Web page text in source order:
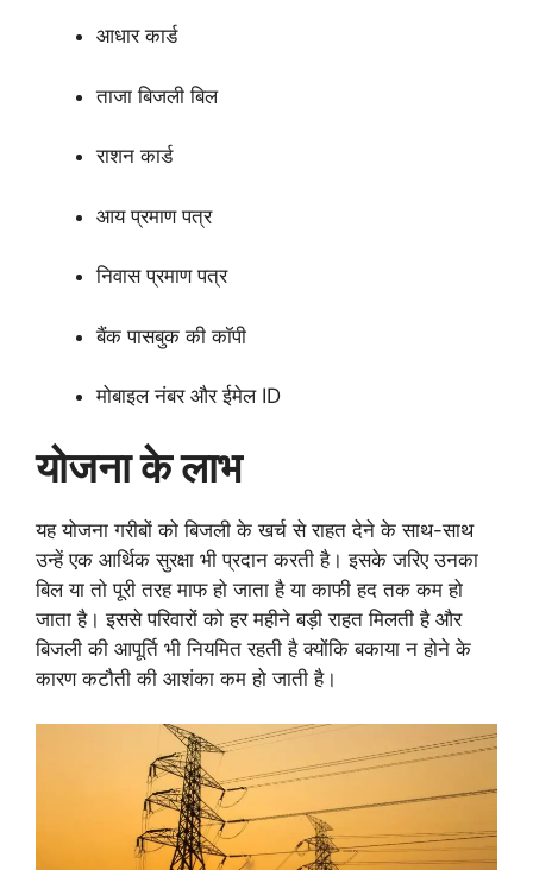
आधार कार्ड
ताजा बिजली बिल
राशन कार्ड
आय प्रमाण पत्र
निवास प्रमाण पत्र
बैंक पासबुक की कॉपी
मोबाइल नंबर और ईमेल ID
योजना के लाभ
यह योजना गरीबों को बिजली के खर्च से राहत देने के साथ-साथ
उन्हें एक आर्थिक सुरक्षा भी प्रदान करती है। इसके जरिए उनका
बिल या तो पूरी तरह माफ हो जाता है या काफी हद तक कम हो
जाता है। इससे परिवारों को हर महीने बड़ी राहत मिलती है और
बिजली की आपूर्ति भी नियमित रहती है क्योंकि बकाया न होने के
कारण कटौती की आशंका कम हो जाती है।